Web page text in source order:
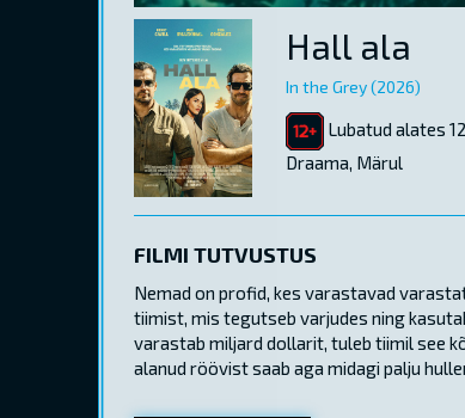
Hall ala
In the Grey (2026)
Lubatud alates
Draama, Märul
FILMI TUTVUSTUS
Nemad on profid, kes varastavad
tiimist, mis tegutseb varjudes ning
varastab miljard dollarit, tuleb tiimil see
alanud röövist saab aga midagi palju